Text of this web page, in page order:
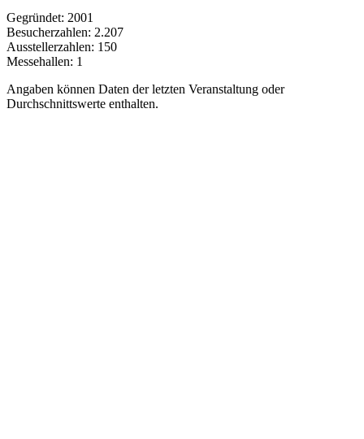
Gegründet: 2001
Besucherzahlen: 2.207
Ausstellerzahlen: 150
Messehallen: 1
Angaben können Daten der letzten Veranstaltung oder
Durchschnittswerte enthalten.